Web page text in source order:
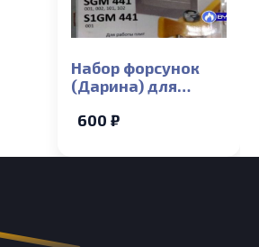
Набор форсунок
(Дарина) для
сжиженный газ d
0,83-1шт, Винты
600 ₽